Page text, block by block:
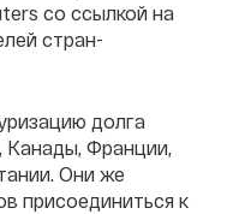
со ссылкой на
стран-
долга
Франции,
Они же
присоединиться к